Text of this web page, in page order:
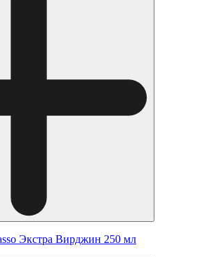
Экстра Вирджин 250 мл